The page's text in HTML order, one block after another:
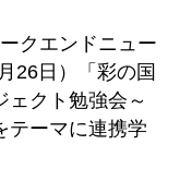
クエンドニュー
26日）「彩の国
ェクト勉強会～
テーマに連携学